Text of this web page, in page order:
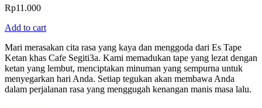
Rp11.000
Add to cart
Mari merasakan cita rasa yang kaya dan menggoda dari Es Tape
Ketan khas Cafe Segiti3a. Kami memadukan tape yang lezat dengan
ketan yang lembut, menciptakan minuman yang sempurna untuk
menyegarkan hari Anda. Setiap tegukan akan membawa Anda
dalam perjalanan rasa yang menggugah kenangan manis masa lalu.